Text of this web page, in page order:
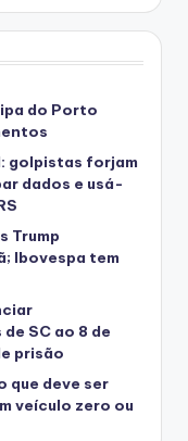
do Porto
golpistas forjam
dados e usá-
Trump
Ibovespa tem
SC ao 8 de
prisão
que deve ser
veículo zero ou